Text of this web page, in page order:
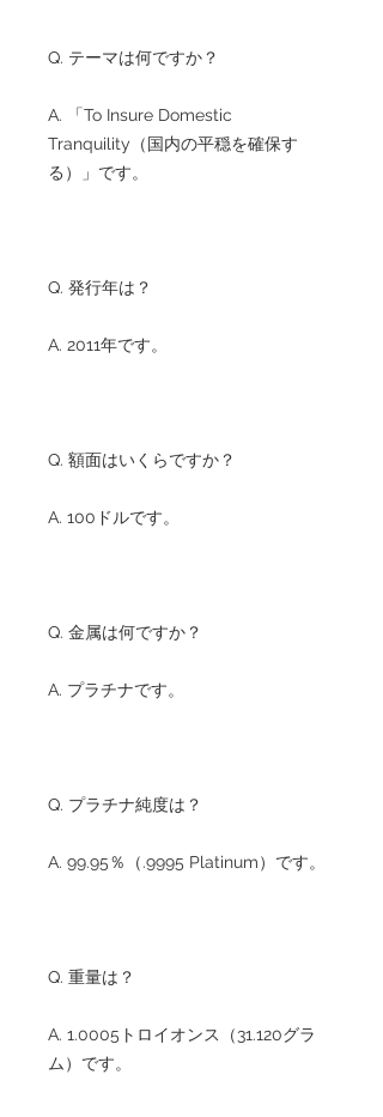
Q. テーマは何ですか？
A. 「To Insure Domestic
Tranquility（国内の平穏を確保す
る）」です。
Q. 発行年は？
A. 2011年です。
Q. 額面はいくらですか？
A. 100ドルです。
Q. 金属は何ですか？
A. プラチナです。
Q. プラチナ純度は？
A. 99.95％（.9995 Platinum）です。
Q. 重量は？
A. 1.0005トロイオンス（31.120グラ
ム）です。